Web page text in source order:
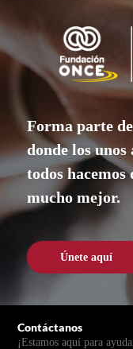
Únete aquí
Forma parte
donde los
todos hacemos
mucho mejor.
Únete aquí
Contáctanos
¡Estamos aquí para